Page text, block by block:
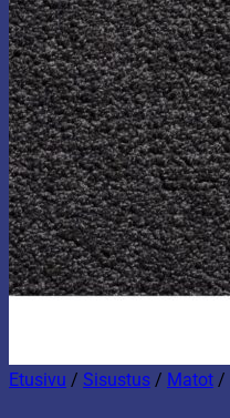
Etusivu / Sisustus / Matot /